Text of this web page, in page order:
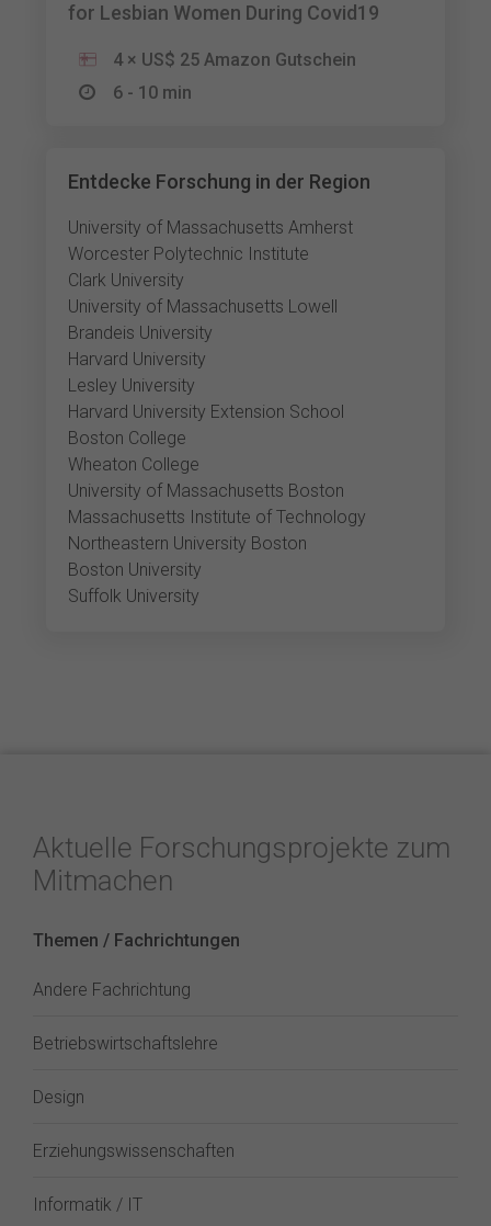
for Lesbian Women During Covid19
4 × US$ 25 Amazon Gutschein
6 - 10 min
Entdecke Forschung in der Region
University of Massachusetts Amherst
Worcester Polytechnic Institute
Clark University
University of Massachusetts Lowell
Brandeis University
Harvard University
Lesley University
Harvard University Extension School
Boston College
Wheaton College
University of Massachusetts Boston
Massachusetts Institute of Technology
Northeastern University Boston
Boston University
Suffolk University
Aktuelle Forschungsprojekte zum
Mitmachen
Themen / Fachrichtungen
Andere Fachrichtung
Betriebswirtschaftslehre
Design
Erziehungswissenschaften
Informatik / IT